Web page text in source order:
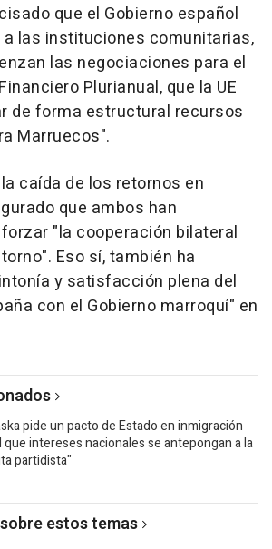
que el Gobierno español
a las instituciones comunitarias,
las negociaciones para el
Plurianual, que la UE
de forma estructural recursos
Marruecos".
caída de los retornos en
que ambos han
"la cooperación bilateral
Eso sí, también ha
y satisfacción plena del
con el Gobierno marroquí" en
pide un pacto de Estado en inmigración
que intereses nacionales se antepongan a la
partidista"
estos temas